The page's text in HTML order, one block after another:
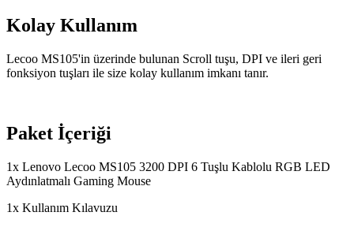
Kolay Kullanım
Lecoo MS105'in üzerinde bulunan Scroll tuşu, DPI ve ileri geri
fonksiyon tuşları ile size kolay kullanım imkanı tanır.
Paket İçeriği
1x Lenovo Lecoo MS105 3200 DPI 6 Tuşlu Kablolu RGB LED
Aydınlatmalı Gaming Mouse
1x Kullanım Kılavuzu